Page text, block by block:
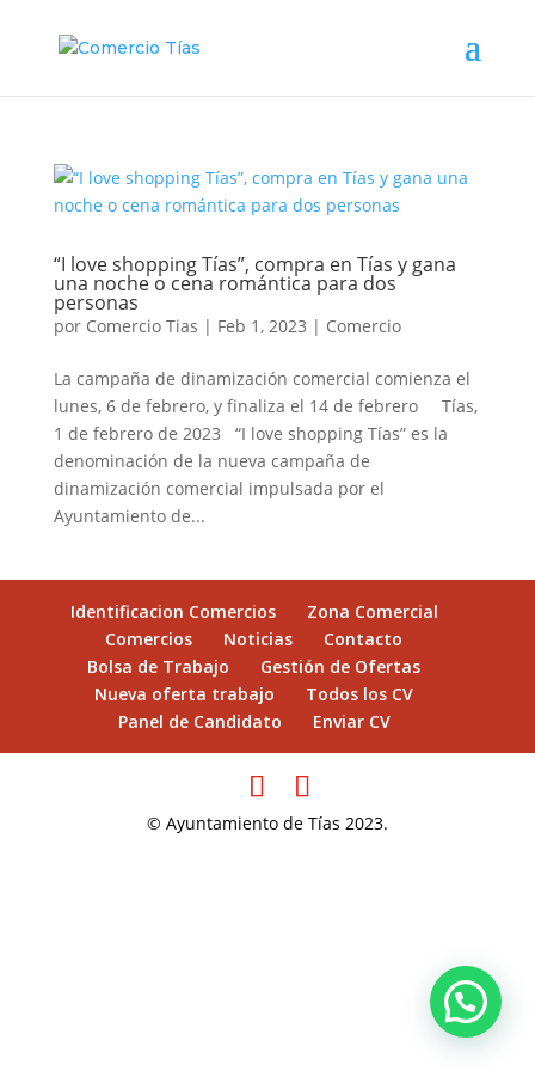
“I love shopping Tías”, compra en Tías y gana
una noche o cena romántica para dos
personas
por Comercio Tias | Feb 1, 2023 | Comercio
La campaña de dinamización comercial comienza el
lunes, 6 de febrero, y finaliza el 14 de febrero Tías,
1 de febrero de 2023 “I love shopping Tías” es la
denominación de la nueva campaña de
dinamización comercial impulsada por el
Ayuntamiento de...
Identificacion Comercios
Zona Comercial
Comercios
Noticias
Contacto
Bolsa de Trabajo
Gestión de Ofertas
Nueva oferta trabajo
Todos los CV
Panel de Candidato
Enviar CV
© Ayuntamiento de Tías 2023.